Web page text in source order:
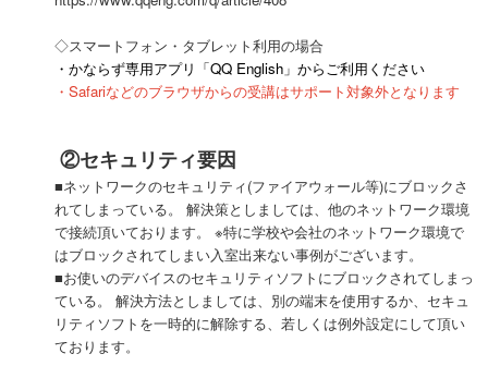
◇スマートフォン・タブレット利用の場合
・かならず専用アプリ「QQ English」からご利用ください
・Safariなどのブラウザからの受講はサポート対象外となります
②セキュリティ要因
■ネットワークのセキュリティ(ファイアウォール等)にブロックさ
れてしまっている。 解決策としましては、他のネットワーク環境
で接続頂いております。 ※特に学校や会社のネットワーク環境で
はブロックされてしまい入室出来ない事例がございます。
■お使いのデバイスのセキュリティソフトにブロックされてしまっ
ている。 解決方法としましては、別の端末を使用するか、セキュ
リティソフトを一時的に解除する、若しくは例外設定にして頂い
ております。